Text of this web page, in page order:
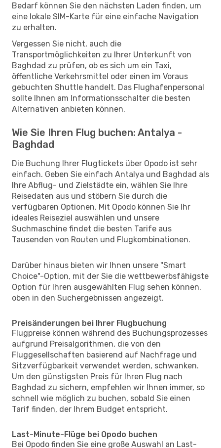
Bedarf können Sie den nächsten Laden finden, um
eine lokale SIM-Karte für eine einfache Navigation
zu erhalten.
Vergessen Sie nicht, auch die
Transportmöglichkeiten zu Ihrer Unterkunft von
Baghdad zu prüfen, ob es sich um ein Taxi,
öffentliche Verkehrsmittel oder einen im Voraus
gebuchten Shuttle handelt. Das Flughafenpersonal
sollte Ihnen am Informationsschalter die besten
Alternativen anbieten können.
Wie Sie Ihren Flug buchen: Antalya -
Baghdad
Die Buchung Ihrer Flugtickets über Opodo ist sehr
einfach. Geben Sie einfach Antalya und Baghdad als
Ihre Abflug- und Zielstädte ein, wählen Sie Ihre
Reisedaten aus und stöbern Sie durch die
verfügbaren Optionen. Mit Opodo können Sie Ihr
ideales Reiseziel auswählen und unsere
Suchmaschine findet die besten Tarife aus
Tausenden von Routen und Flugkombinationen.
Darüber hinaus bieten wir Ihnen unsere "Smart
Choice"-Option, mit der Sie die wettbewerbsfähigste
Option für Ihren ausgewählten Flug sehen können,
oben in den Suchergebnissen angezeigt.
Preisänderungen bei Ihrer Flugbuchung
Flugpreise können während des Buchungsprozesses
aufgrund Preisalgorithmen, die von den
Fluggesellschaften basierend auf Nachfrage und
Sitzverfügbarkeit verwendet werden, schwanken.
Um den günstigsten Preis für Ihren Flug nach
Baghdad zu sichern, empfehlen wir Ihnen immer, so
schnell wie möglich zu buchen, sobald Sie einen
Tarif finden, der Ihrem Budget entspricht.
Last-Minute-Flüge bei Opodo buchen
Bei Opodo finden Sie eine große Auswahl an Last-